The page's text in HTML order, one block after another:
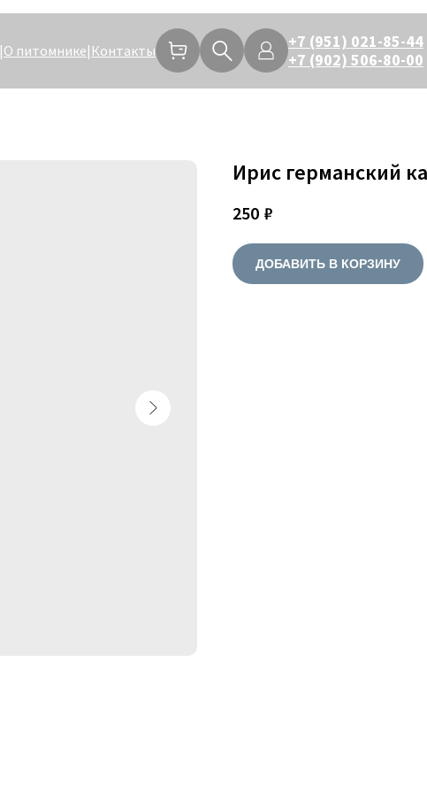
|О питомнике| Контакты
+7 (951) 021-85-44
+7 (902) 506-80-00
Ирис германский
250 ₽
ДОБАВИТЬ В КОРЗИНУ